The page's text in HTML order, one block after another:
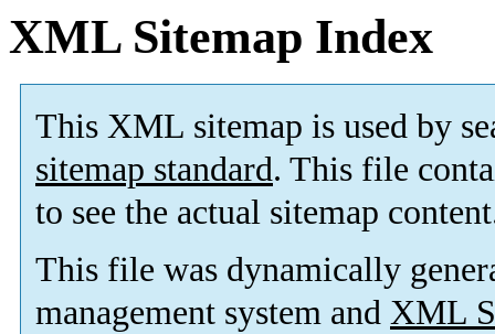
XML Sitemap Index
This XML sitemap is used by
sitemap standard. This file
to see the actual sitemap
This file was dynamically
management system and XML